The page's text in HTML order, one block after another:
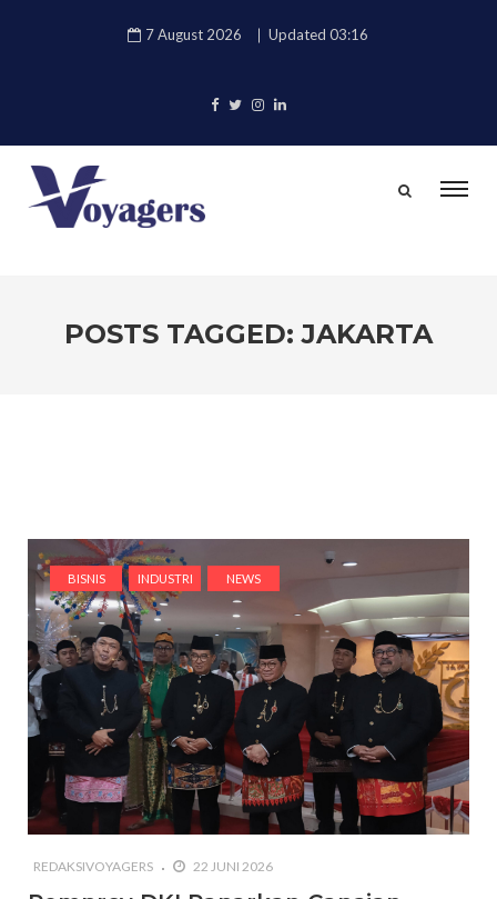
7 August 2026 Updated 03:16
POSTS TAGGED: JAKARTA
BISNIS INDUSTRI NEWS
REDAKSIVOYAGERS 22 JUNI 2026